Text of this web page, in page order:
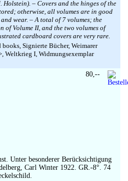
– Covers and the hinges of the
otherwise, all volumes are in good
wear. – A total of 7 volumes; the
of Volume II, and the two volumes of
cardboard covers are very rare.
books, Signierte Bücher, Weimarer
Weltkrieg I, Widmungsexemplar
Unter besonderer Berücksichtigung
Carl Winter 1922. GR.-8°. 74
80,--